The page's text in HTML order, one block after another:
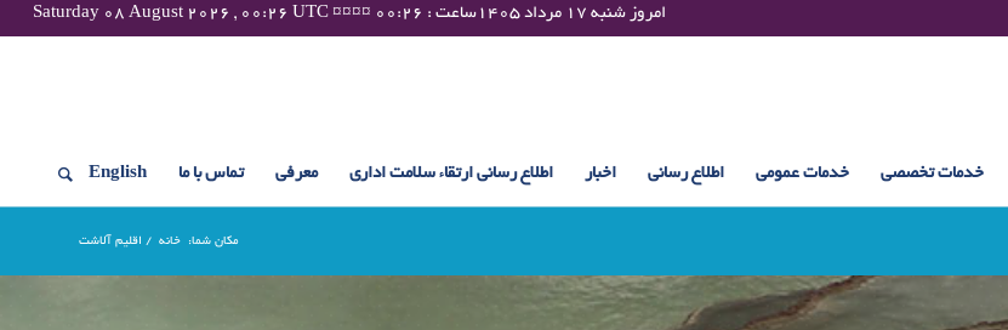
Saturday 08 August 2026 , 00:26 UTC ¤¤¤¤ امروز شنبه ۱۷ مرداد ۱۴۰۵ساعت : ۰۰:۲۶
خدمات تخصصی خدمات عمومی اطلاع رسانی اخبار اطلاع رسانی ارتقاء سلامت اداری معرفی تماس با ما English
مکان شما: خانه / اقلیم آلاشت